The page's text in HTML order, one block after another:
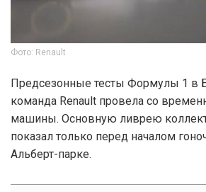
Фото: Renault
Предсезонные тесты Формулы 1 в
команда Renault провела со
машины. Основную ливрею
показал только перед началом
Альберт-парке.